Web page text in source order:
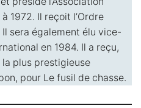
1972. Il reçoit l’Ordre
sera également élu vice-
en 1984. Il a reçu,
la plus prestigieuse
pour Le fusil de chasse.